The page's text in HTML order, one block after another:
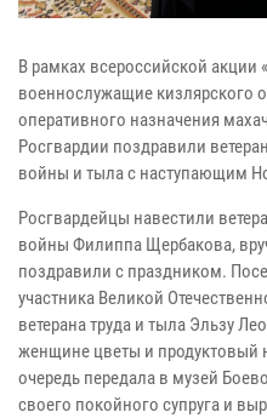
В рамках всероссийской
военнослужащие кизлярского
оперативного назначения
Росгвардии поздравили
войны и тыла с наступающим
Росгвардейцы навестили
войны Филиппа Щербакова,
поздравили с праздником.
участника Великой
ветерана труда и тыла Эльзу
женщине цветы и продуктовый
очередь передала в музей
своего покойного супруга и